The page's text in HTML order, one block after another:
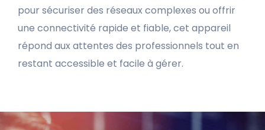
pour sécuriser des réseaux complexes ou offrir
une connectivité rapide et fiable, cet appareil
répond aux attentes des professionnels tout en
restant accessible et facile à gérer.